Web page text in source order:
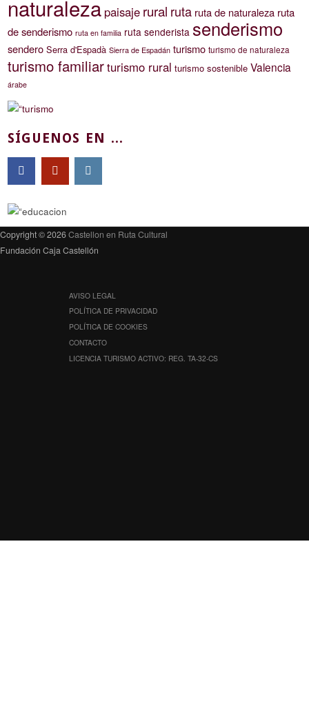
naturaleza paisaje rural ruta ruta de naturaleza ruta
de senderismo ruta en familia ruta senderista senderismo
sendero Serra d'Espadà Sierra de Espadán turismo turismo de naturaleza
turismo familiarturismo rural turismo sostenible Valencia
árabe
SÍGUENOS EN ...
Copyright © 2026Castellon en Ruta Cultural
Fundación Caja Castellón
AVISO LEGAL
POLÍTICA DE PRIVACIDAD
POLÍTICA DE COOKIES
CONTACTO
LICENCIA TURISMO ACTIVO: REG. TA-32-CS